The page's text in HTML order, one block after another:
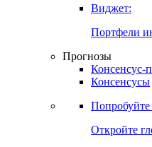
Бензин
Soft
Виджет:
Портфели
Прогнозы
Консенсусы